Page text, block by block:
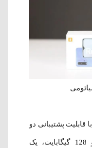
مدل Redmi 9T با قابلیت پشتیبانی دو
سیم‌‌کارت و ظرفیت‌های 64 و 128 گیگابایت، یک